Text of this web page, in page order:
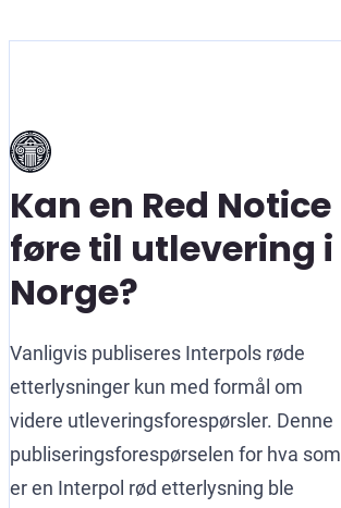
Kan en Red Notice
føre til utlevering i
Norge?
Vanligvis publiseres Interpols røde
etterlysninger kun med formål om
videre utleveringsforespørsler. Denne
publiseringsforespørselen for hva som
er en Interpol rød etterlysning ble